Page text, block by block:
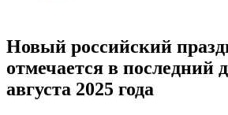
Новый российский
отмечается в последний
августа 2025 года